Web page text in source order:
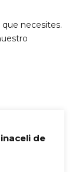
necesites.
de